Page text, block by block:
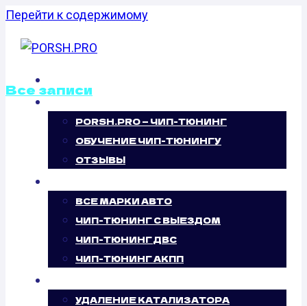
Перейти к содержимому
PORSH.PRO — ЧИП-ТЮНИНГ
ОБУЧЕНИЕ ЧИП-ТЮНИНГУ
ОТЗЫВЫ
ВСЕ МАРКИ АВТО
ЧИП-ТЮНИНГ С ВЫЕЗДОМ
ЧИП-ТЮНИНГ ДВС
ЧИП-ТЮНИНГ АКПП
УДАЛЕНИЕ КАТАЛИЗАТОРА
Все записи
ОТКЛЮЧЕНИЕ
ВИХРЕВЫХ
ЗАСЛОНОК
FORD
EXCURSION